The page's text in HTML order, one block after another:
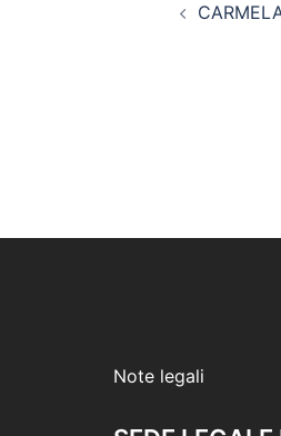
articolo
Note legali